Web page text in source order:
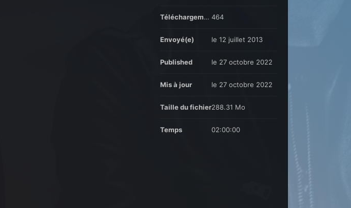
Téléchargements 464
Envoyé(e) le 12 juillet 2013
Published le 27 octobre 2022
Mis à jour le 27 octobre 2022
Taille du fichier288.31 Mo
Temps 02:00:00